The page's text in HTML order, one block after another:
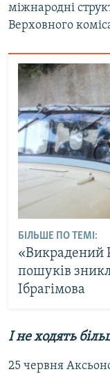
міжнародні
Верховного
БІЛЬШЕ ПО ТЕМІ:
«Викрадений
пошуків
Ібрагімова
І не ходять
25 червня